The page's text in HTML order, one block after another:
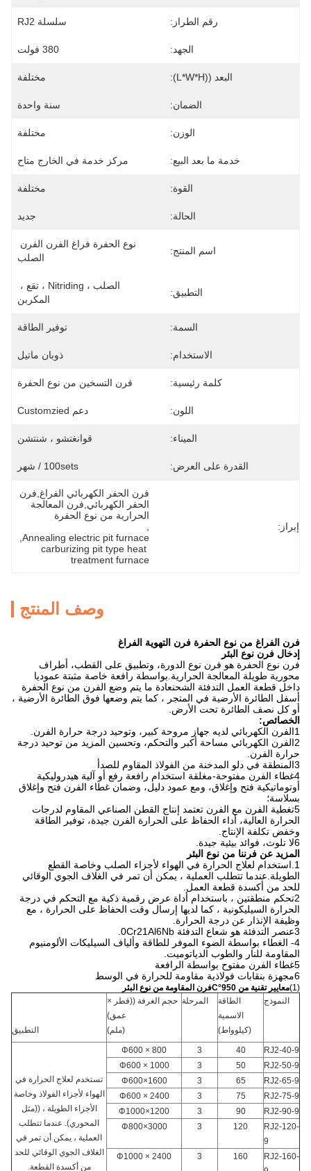
رقم الطراز: سلسلة RJ2
الجهد: 380 فولت
البعد ((L*W*H): مختلفة
الضمان: سنة واحدة
الوزن: مختلفة
خدمة ما بعد البيع: مركز خدمة في الخارج متاح
القوة: مختلفة
الحالة: جديد
اسم المنتج:
الصلب
التطبيق:
المكربن
السمة: توفير الطاقة
الاستخدام: ذوبان ماتيل
كلمة رئيسية: فرن التسخين من نوع الحفرة
اللون: دعم Customzied
الميناء: قوانغتشو ، شنتشن
القدرة على العرض: 100sets / شهر
إبراز:
الحرارية من نوع الحفرة
Annealing electric pit furnace
carburizing pit type heat
treatment furnace
وصف المنتج
فرن الفراغ من نوع الحفرة فرن التهوية الفراغ
إدخال فرن نوع البئر
فرن نوع الحفرة هو فرن نوع الدورة، وتطبيق على القطب، أطراف
محورية طويلة المعالجة الحرارية.بواسطة رافعة خاصة مثبتة عموديا
داخل قطعة العمل التدفئة الشحنعادة ما يتم وضع الفرن من نوع الحفرة
أسفل الطائرة الأرضية في المتجر ، كما يتم وضعها فوق الطائرة الأرضية ،
أو كل نصف الطائرة تحت الأرض.
الخصائص:
1الفرن الكهربائي لديه جهاز مروحة كبير، وتوحيد درجة حرارة الفرن.
2الفرن الكهربائي مساحة أكبر والتحكم، وتحسين المزيد من توحيد درجة
حرارة الفرن.
3المنطقة في دلو المدخنة من الفولاذ المقاوم للصدأ
4غطاء الفرن مفتوحة-مغلقة استخدام رافعة رفع أو آلية هيدروليكية
أوتوماتيكية فتح وإغلاق، ومع عمود دليل، وضمان غطاء الفرن فتح وإغلاق
بسلاسة؛
5تغطية الفرن مع الفرن تعتمد إنتاج القطن الصناعي المقاوم لدرجات
الحرارة العالية، أداء الحفاظ على الحرارة الفرن جيدة، توفير الطاقة
وخفض تكلفة الإنتاج.
6لا تلوث، فوائد بيئية جيدة.
المزيد عن فرننا من نوع البئر
1.استخدام لعلاج الحرارة في الهواء لأجزاء الصلب وخاصة القطع
الطويلة.عندما تتطلب العملية ، يمكن أن تمر في الغلاف الجوي الوقائي
للحد من أكسدة قطعة العمل.
2تحكم منطقتين ، باستخدام أداة عرض رقمية ذكية مع التحكم في درجة
الحرارة السيليكونية ، كما لديها إرسال وقت الحفاظ على الحرارة ، مع
وظيفة الإنذار عن درجة الحرارة.
3عنصر التدفئة هو شعاع التدفئة 0Cr21Al6Nb.
4- الغطاء بواسطة الضوء الموفر للطاقة وألياف السيليكات الألومنيوم
المقاومة للنار والطوب الدياتوميت.
5غطاء الفرن مفتوح بواسطة الرافعة
6مجهزة بنقابات فولاذية مقاومة للحرارة في الوسط
(1) معايير تقنية من 950 °C
فرن المقاومة من نوع البئر
النموذج
الطاقة
الاسمية
(كيلوواط)
المرحلة حجم الغرفة ((قطر ×
عمق)
(ملم)
التطبيق
RJ2-40-9
40
3
Φ600 × 800
تستخدم لعلاج الحرارة في
الهواء لأجزاء الفولاذ وخاصة
الأجزاء الطويلة ، ((مثل
المحوري). عندما تتطلب
العملية ، يمكن أن تمر في
الغلاف الجوي الوقائي للحد
من أكسدة القطعة.
RJ2-50-9
50
3
Φ600 × 1000
RJ2-65-9
65
3
Φ600×1600
RJ2-75-9
75
3
Φ600 × 2400
RJ2-90-9
90
3
Φ1000×1200
RJ2-120-
9
120
3
Φ800×3000
RJ2-160-
160
3
Φ1000 × 2400